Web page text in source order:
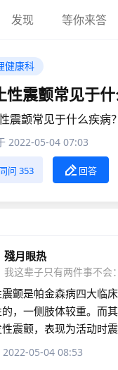
发现 等你来答
健康科
性震颤常见于什
震颤常见于什么疾病
2022-05-04 07:03
同问 353 回答
殘月眼热
我这辈子只有两件事不会
颤是帕金森病四大临
，一侧肢体较重。而
震颤，表现为活动时震
2022-05-04 08:53